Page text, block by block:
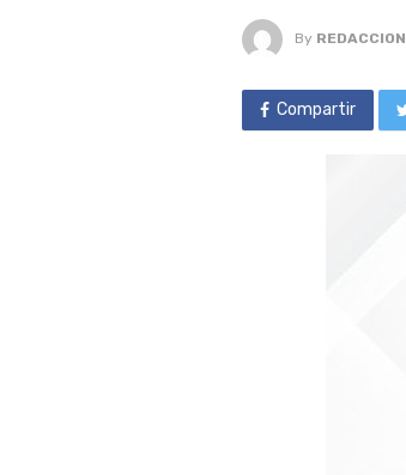
By REDACCION
Compartir